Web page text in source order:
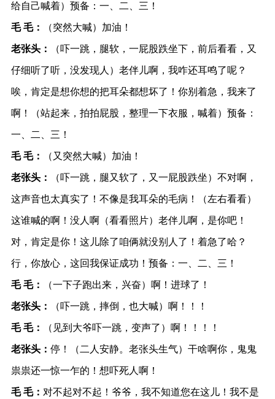
给自己喊着）预备：一、二、三！
毛 毛： （突然大喊）加油！
老张头： （吓一跳，腿软，一屁股跌坐下，前后看看，又
仔细听了听，没发现人）老伴儿啊，我咋还耳鸣了呢？
唉，肯定是想你想的把耳朵都想坏了！你别着急，我来了
啊！（站起来，拍拍屁股，整理一下衣服，喊着）预备：
一、二、三！
毛 毛： （又突然大喊）加油！
老张头： （吓一跳，腿又软了，又一屁股跌坐）不对啊，
这声音也太真实了！不像是我耳朵的毛病！（左右看看）
这谁喊的啊！没人啊（看看照片）老伴儿啊，是你吧！
对，肯定是你！这儿除了咱俩就没别人了！着急了哈？
行，你放心，这回我保证成功！预备：一、二、三！
毛 毛： （一下子跑出来，兴奋）啊！进球了！
老张头： （吓一跳，摔倒，也大喊）啊！！！
毛 毛： （见到大爷吓一跳，变声了）啊！！！！
老张头： 停！（二人安静。老张头生气）干啥啊你，鬼鬼
祟祟还一惊一乍的！想吓死人啊！
毛 毛： 对不起对不起！爷爷，我不知道您在这儿！我不是